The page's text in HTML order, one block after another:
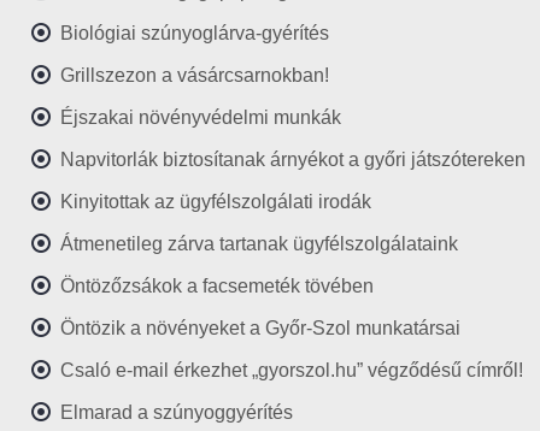
Biológiai szúnyoglárva-gyérítés
Grillszezon a vásárcsarnokban!
Éjszakai növényvédelmi munkák
Napvitorlák biztosítanak árnyékot a győri játszótereken
Kinyitottak az ügyfélszolgálati irodák
Átmenetileg zárva tartanak ügyfélszolgálataink
Öntözőzsákok a facsemeték tövében
Öntözik a növényeket a Győr-Szol munkatársai
Csaló e-mail érkezhet „gyorszol.hu” végződésű címről!
Elmarad a szúnyoggyérítés